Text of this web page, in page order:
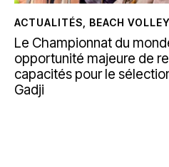
ACTUALITÉS BEACH VOLLEY
Le Championnat du
opportunité majeure de
capacités pour le
Gadji